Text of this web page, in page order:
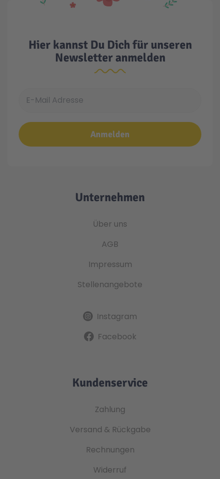
Hier kannst Du Dich für unseren
Newsletter anmelden
Anmelden
Unternehmen
Über uns
AGB
Impressum
Stellenangebote
Instagram
Facebook
Kundenservice
Zahlung
Versand & Rückgabe
Rechnungen
Widerruf